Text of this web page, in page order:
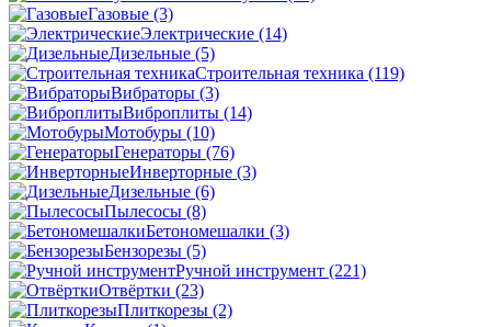
Газовые (3)
Электрические (14)
Дизельные (5)
Строительная техника (119)
Вибраторы (3)
Виброплиты (14)
Мотобуры (10)
Генераторы (76)
Инверторные (3)
Дизельные (6)
Пылесосы (8)
Бетономешалки (3)
Бензорезы (5)
Ручной инструмент (221)
Отвёртки (23)
Плиткорезы (2)